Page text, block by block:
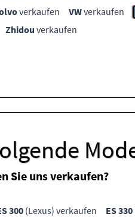
verkaufen VWverkaufen
Zhidou verkaufen
Sie uns verkaufen?
300 (Lexus) verkaufen ES 330